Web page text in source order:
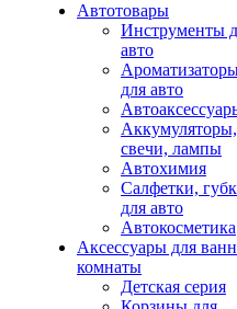
Автотовары
Инструменты
авто
для авто
Аккумуляторы,
свечи, лампы
Автохимия
Салфетки,
для авто
Автокосметика
Аксессуары для
комнаты
Детская серия